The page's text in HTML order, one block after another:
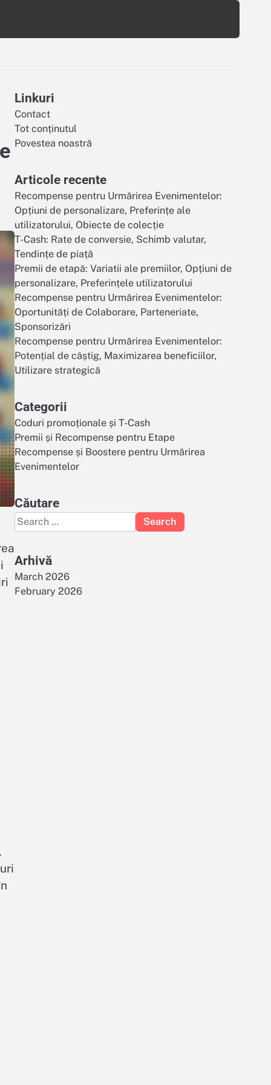
Linkuri
Contact
Tot conținutul
Povestea noastră
Articole recente
Recompense pentru Urmărirea Evenimentelor:
Opțiuni de personalizare, Preferințe ale
utilizatorului, Obiecte de colecție
T-Cash: Rate de conversie, Schimb valutar,
Tendințe de piață
Premii de etapă: Variatii ale premiilor, Opțiuni de
personalizare, Preferințele utilizatorului
Recompense pentru Urmărirea Evenimentelor:
Oportunități de Colaborare, Parteneriate,
Sponsorizări
Recompense pentru Urmărirea Evenimentelor:
Potențial de câștig, Maximizarea beneficiilor,
Utilizare strategică
Categorii
Coduri promoționale și T-Cash
Premii și Recompense pentru Etape
Recompense și Boostere pentru Urmărirea
Evenimentelor
Căutare
Search
for:
Arhivă
March 2026
February 2026